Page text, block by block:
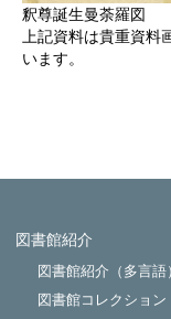
釈尊誕生曼荼羅図
上記資料は貴重資料
います。
図書館紹介
図書館紹介（多言語
図書館コレクション